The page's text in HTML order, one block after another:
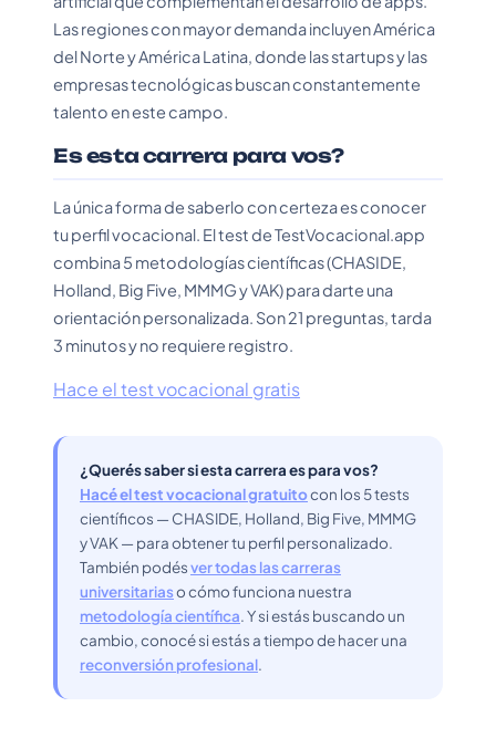
Las regiones con mayor demanda incluyen América
del Norte y América Latina, donde las startups y las
empresas tecnológicas buscan constantemente
talento en este campo.
Es esta carrera para vos?
La única forma de saberlo con certeza es conocer
tu perfil vocacional. El test de TestVocacional.app
combina 5 metodologías científicas (CHASIDE,
Holland, Big Five, MMMG y VAK) para darte una
orientación personalizada. Son 21 preguntas, tarda
3 minutos y no requiere registro.
Hace el test vocacional gratis
¿Querés saber si esta carrera es para vos?
Hacé el test vocacional gratuitocon los 5 tests
científicos — CHASIDE, Holland, Big Five, MMMG
y VAK — para obtener tu perfil personalizado.
También podésver todas las carreras
universitariaso cómo funciona nuestra
metodología científica. Y si estás buscando un
cambio, conocé si estás a tiempo de hacer una
reconversión profesional.